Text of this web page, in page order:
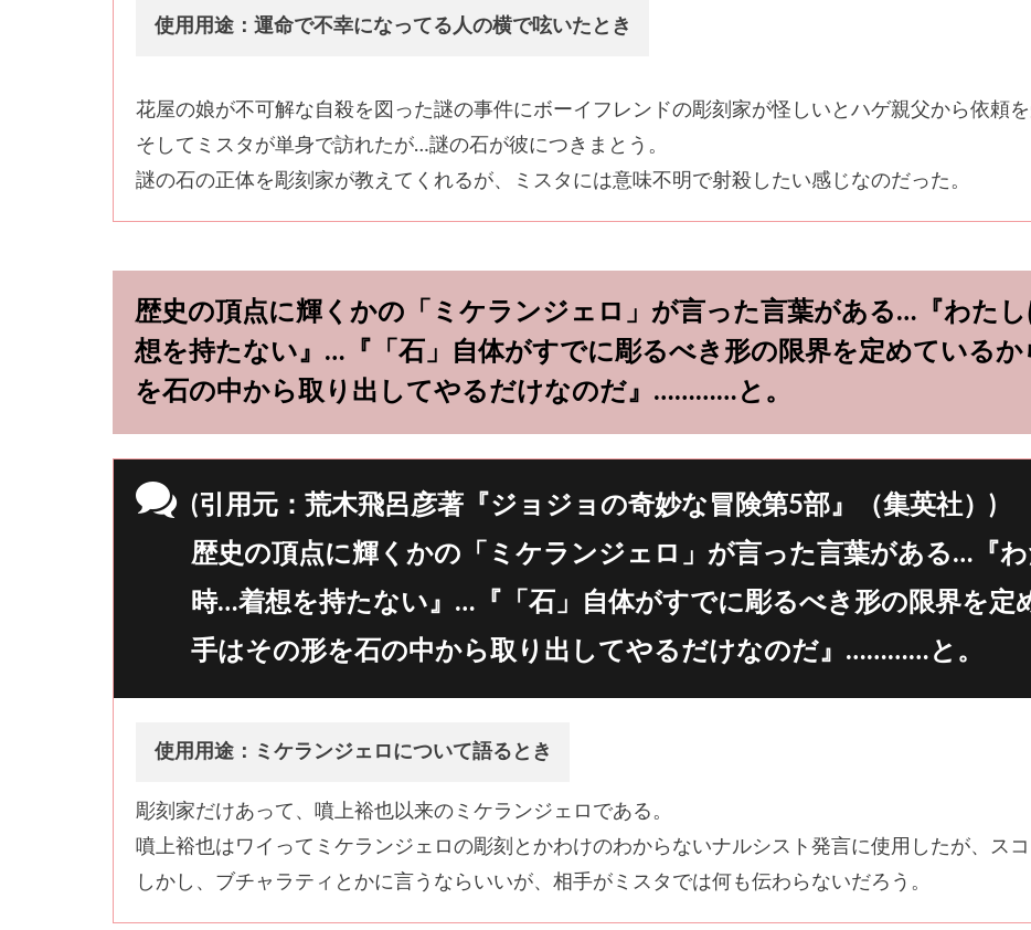
使用用途：運命で不幸になってる人の横で呟いたとき
花屋の娘が不可解な自殺を図った謎の事件にボーイフレンドの彫刻家が怪しいとハゲ親父から依頼を
そしてミスタが単身で訪れたが…謎の石が彼につきまとう。
謎の石の正体を彫刻家が教えてくれるが、ミスタには意味不明で射殺したい感じなのだった。
歴史の頂点に輝くかの「ミケランジェロ」が言った言葉がある…『わた
想を持たない』…『「石」自体がすでに彫るべき形の限界を定めている
を石の中から取り出してやるだけなのだ』…………と。
(引用元：荒木飛呂彦著『ジョジョの奇妙な冒険第5部』（集英社）)
歴史の頂点に輝くかの「ミケランジェロ」が言った言葉がある…『
時…着想を持たない』…『「石」自体がすでに彫るべき形の限界を
手はその形を石の中から取り出してやるだけなのだ』…………と。
使用用途：ミケランジェロについて語るとき
彫刻家だけあって、噴上裕也以来のミケランジェロである。
噴上裕也はワイってミケランジェロの彫刻とかわけのわからないナルシスト発言に使用したが、ス
しかし、ブチャラティとかに言うならいいが、相手がミスタでは何も伝わらないだろう。